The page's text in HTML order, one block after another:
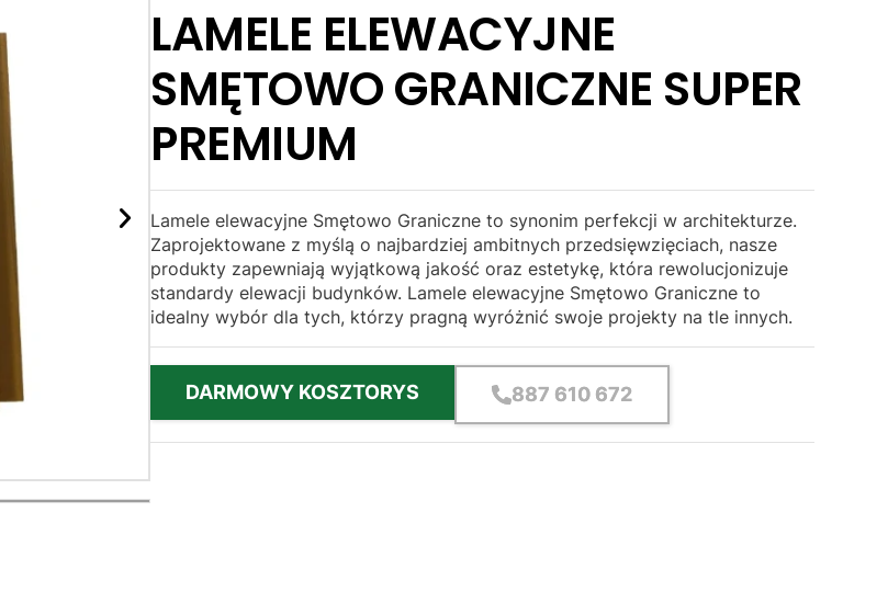
LAMELE ELEWACYJNE
SMĘTOWO GRANICZNE SUPER
PREMIUM
Lamele elewacyjne Smętowo Graniczne to synonim perfekcji w architekturze.
Zaprojektowane z myślą o najbardziej ambitnych przedsięwzięciach, nasze
produkty zapewniają wyjątkową jakość oraz estetykę, która rewolucjonizuje
standardy elewacji budynków. Lamele elewacyjne Smętowo Graniczne to
idealny wybór dla tych, którzy pragną wyróżnić swoje projekty na tle innych.
DARMOWY KOSZTORYS 887 610 672